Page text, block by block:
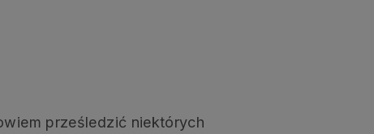
prześledzić niektórych